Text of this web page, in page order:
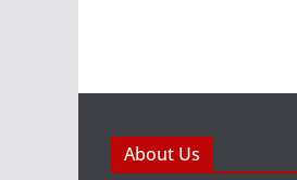
About Us